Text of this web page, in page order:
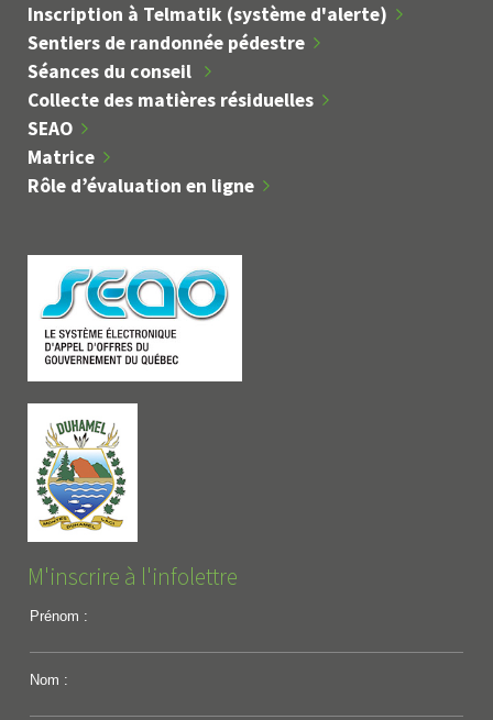
Inscription à Telmatik (système d'alerte)
Sentiers de randonnée pédestre
Séances du conseil
Collecte des matières résiduelles
SEAO
Matrice
Rôle d’évaluation en ligne
M'inscrire à l'infolettre
Prénom :
Nom :